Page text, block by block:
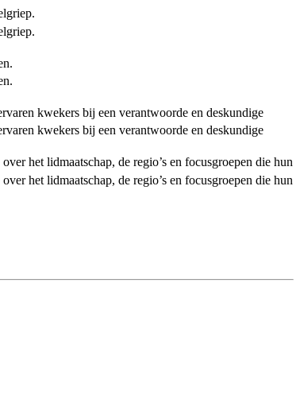
kwekers bij een verantwoorde en deskundige
kwekers bij een verantwoorde en deskundige
het lidmaatschap, de regio’s en focusgroepen die hun
het lidmaatschap, de regio’s en focusgroepen die hun